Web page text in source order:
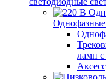
ламп